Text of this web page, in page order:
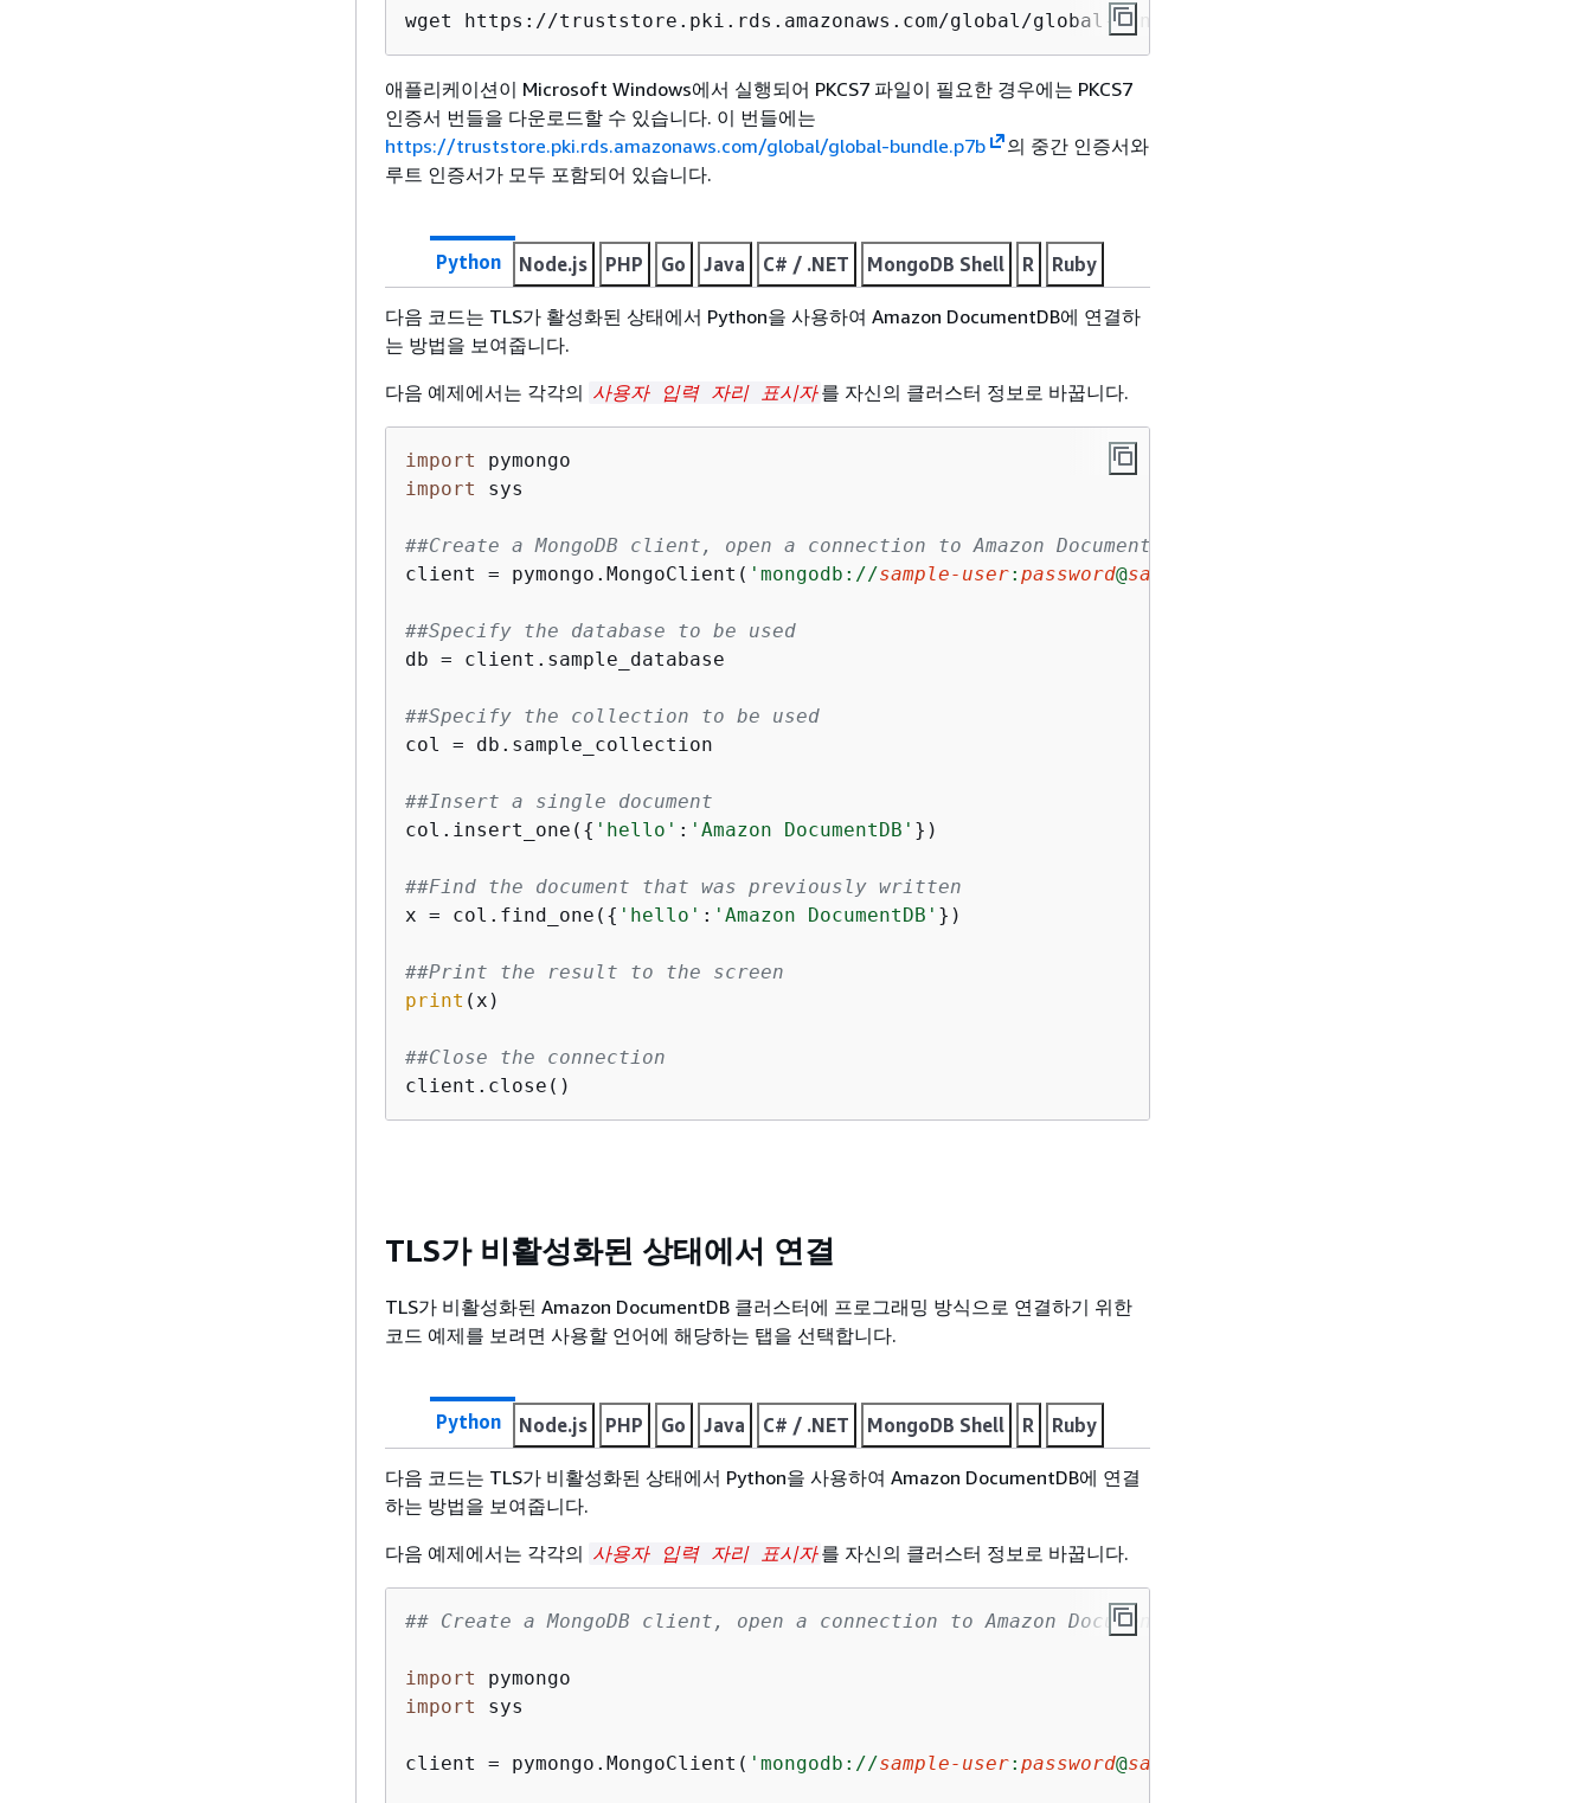
wget https://truststore.pki.rds.amazonaws.com/global/global-bundle.pem
애플리케이션이 Microsoft Windows에서 실행되어 PKCS7 파일이 필요한 경우에는 PKCS7
인증서 번들을 다운로드할 수 있습니다. 이 번들에는
https://truststore.pki.rds.amazonaws.com/global/global-bundle.p7b
의 중간 인증서와
루트 인증서가 모두 포함되어 있습니다.
Python Node.js PHP Go Java C# / .NET MongoDB Shell R Ruby
다음 코드는 TLS가 활성화된 상태에서 Python을 사용하여 Amazon DocumentDB에 연결하
는 방법을 보여줍니다.
다음 예제에서는 각각의 사용자 입력 자리 표시자 를 자신의 클러스터 정보로 바꿉니다.
import
import
sys
##Create a MongoDB client, open a connection to Amazon DocumentDB as a replica set and specify the
client = pymongo.MongoClient( 'mongodb://sample-user: password@sample-cluster.node
##Specify the database to be used
db = client.sample_database
##Specify the collection to be used
col = db.sample_collection
##Insert a single document
col.insert_one( { 'hello' : 'Amazon DocumentDB' })
##Find the document that was previously written
x = col.find_one( { 'hello' : 'Amazon DocumentDB' })
##Print the result to the screen
print (x)
##Close the connection
client.close()
TLS가 비활성화된 상태에서 연결
TLS가 비활성화된 Amazon DocumentDB 클러스터에 프로그래밍 방식으로 연결하기 위한
코드 예제를 보려면 사용할 언어에 해당하는 탭을 선택합니다.
Python Node.js PHP Go Java C# / .NET MongoDB Shell R Ruby
다음 코드는 TLS가 비활성화된 상태에서 Python을 사용하여 Amazon DocumentDB에 연결
하는 방법을 보여줍니다.
다음 예제에서는 각각의 사용자 입력 자리 표시자 를 자신의 클러스터 정보로 바꿉니다.
## Create a MongoDB client, open a connection to Amazon DocumentDB as a replica set and specify
import
import
sys
client = pymongo.MongoClient( 'mongodb://sample-user: password@sample-cluster.node